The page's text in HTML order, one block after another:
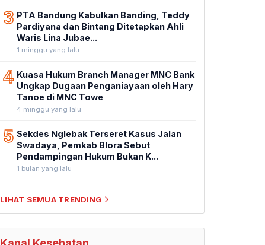
3 PTA Bandung Kabulkan Banding, Teddy
Pardiyana dan Bintang Ditetapkan Ahli
Waris Lina Jubae...
1 minggu yang lalu
4 Kuasa Hukum Branch Manager MNC Bank
Ungkap Dugaan Penganiayaan oleh Hary
Tanoe di MNC Towe
4 minggu yang lalu
5 Sekdes Nglebak Terseret Kasus Jalan
Swadaya, Pemkab Blora Sebut
Pendampingan Hukum Bukan K...
1 bulan yang lalu
LIHAT SEMUA TRENDING